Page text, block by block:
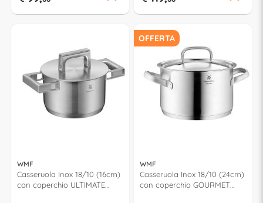
WMF
Casseruola Inox 18/10 (16cm)
con coperchio ULTIMATE
OFFERTA
WMF
Casseruola Inox 18/10 (24cm)
con coperchio GOURMET